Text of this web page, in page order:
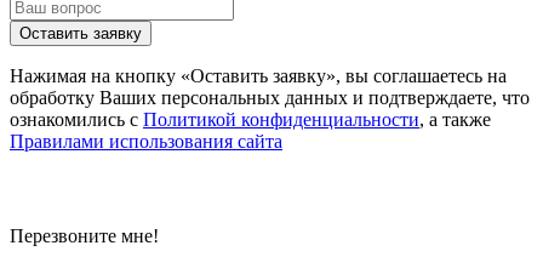
Оставить заявку
Нажимая на кнопку «Оставить заявку», вы соглашаетесь на
обработку Ваших персональных данных и подтверждаете, что
ознакомились с Политикой конфиденциальности, а также
Правилами использования сайта
Перезвоните мне!